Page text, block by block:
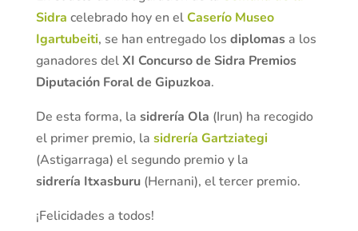
Sidra celebrado hoy en elCaserío Museo
Igartubeiti, se han entregado los diplomas a los
ganadores delXI Concurso de Sidra Premios
Diputación Foral de Gipuzkoa.
De esta forma, la sidrería Ola (Irun) ha recogido
el primer premio, la sidrería Gartziategi
(Astigarraga) el segundo premio y la
sidrería Itxasburu (Hernani), el tercer premio.
¡Felicidades a todos!